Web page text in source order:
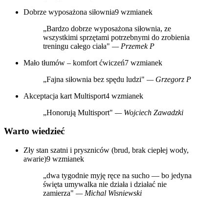
Dobrze wyposażona siłownia9 wzmianek
„Bardzo dobrze wyposażona siłownia, ze
wszystkimi sprzętami potrzebnymi do zrobienia
treningu całego ciała" — Przemek P
Mało tłumów – komfort ćwiczeń7 wzmianek
„Fajna siłownia bez spędu ludzi" — Grzegorz P
Akceptacja kart Multisport4 wzmianek
„Honorują Multisport" — Wojciech Zawadzki
Warto wiedzieć
Zły stan szatni i pryszniców (brud, brak ciepłej wody,
awarie)9 wzmianek
„dwa tygodnie myję ręce na sucho — bo jedyna
święta umywalka nie działa i działać nie
zamierza" — Michal Wisniewski